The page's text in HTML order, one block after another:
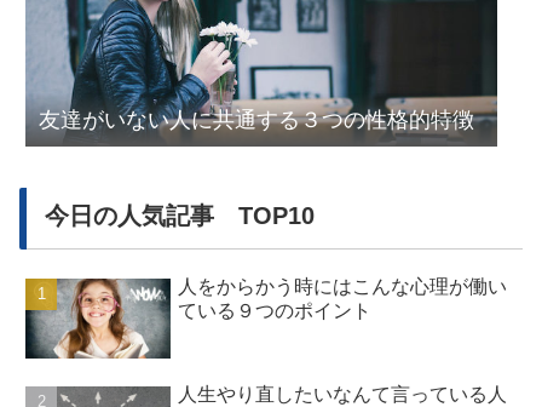
友達がいない人に共通する３つの性格的特徴
今日の人気記事 TOP10
人をからかう時にはこんな心理が働い
ている９つのポイント
人生やり直したいなんて言っている人